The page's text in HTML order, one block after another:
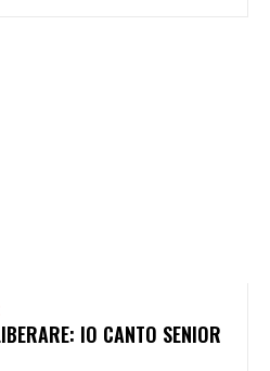
IO CANTO SENIOR